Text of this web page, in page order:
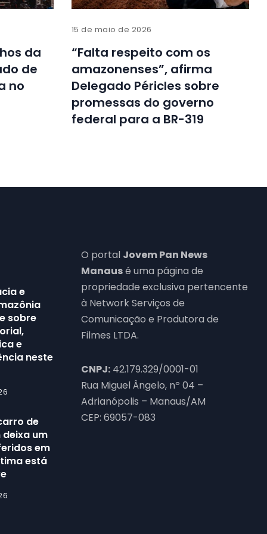
da
de
no
15 de maio de 2026
“Falta respeito com os
amazonenses”, afirma
Delegado Péricles sobre
promessas do governo
federal para a BR-319
e
sobre
e
neste
de
um
em
está
O portal Jovem Pan News
Manausé uma página de
propriedade exclusiva pertencente
à Network Serviços de
Comunicação e Produtora de
Filmes LTDA.
CNPJ:42.179.329/0001-01
Rua Miguel Ângelo, nº 04 –
Adrianópolis – Manaus/AM
CEP: 69057-083